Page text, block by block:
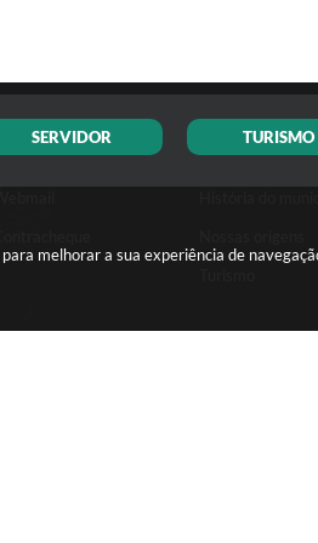
melhorar a sua experiência de
SERVIDOR TURISMO